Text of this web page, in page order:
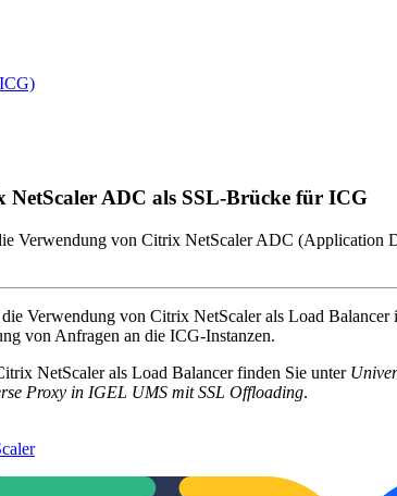
NetScaler ADC als SSL-Brücke für ICG
Verwendung von Citrix NetScaler ADC
Verwendung von Citrix NetScaler als Load
von Anfragen an die ICG-Instanzen.
NetScaler als Load Balancer finden Sie unter
Proxy in IGEL UMS mit SSL Offloading.